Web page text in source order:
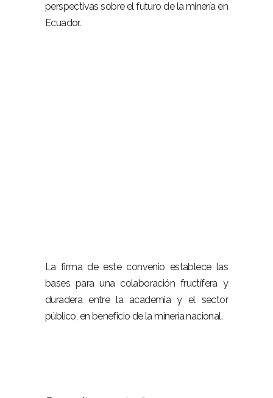
perspectivas sobre el futuro de la minería en
Ecuador.
La firma de este convenio establece las
bases para una colaboración fructífera y
duradera entre la academia y el sector
público, en beneficio de la minería nacional.